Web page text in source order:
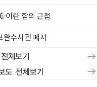
·이란 합의 근접
완수사권 폐지